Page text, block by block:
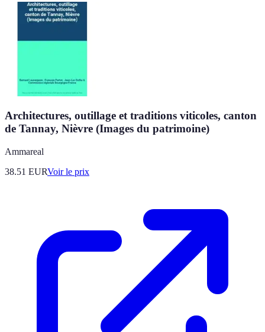
Architectures, outillage et traditions viticoles, canton
de Tannay, Nièvre (Images du patrimoine)
Ammareal
38.51 EURVoir le prix